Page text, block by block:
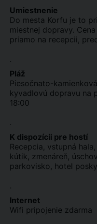
Umiestnenie
Do mesta Korfu je to
miestnej dopravy.
priamo na recepcii,
.
Pláž
Piesočnato-
kyvadlovú dopravu na
18:00
.
K dispozícii pre hostí
Recepcia, vstupná
kútik, zmenáreň,
parkovisko, hotel
.
Internet
Wifi pripojenie zdarma